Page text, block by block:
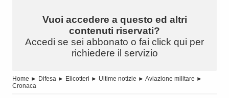
Vuoi accedere a questo ed altri
contenuti riservati?
Accedi se sei abbonato o fai click qui per
richiedere il servizio
Home ► Difesa ► Elicotteri ► Ultime notizie ► Aviazione militare ►
Cronaca